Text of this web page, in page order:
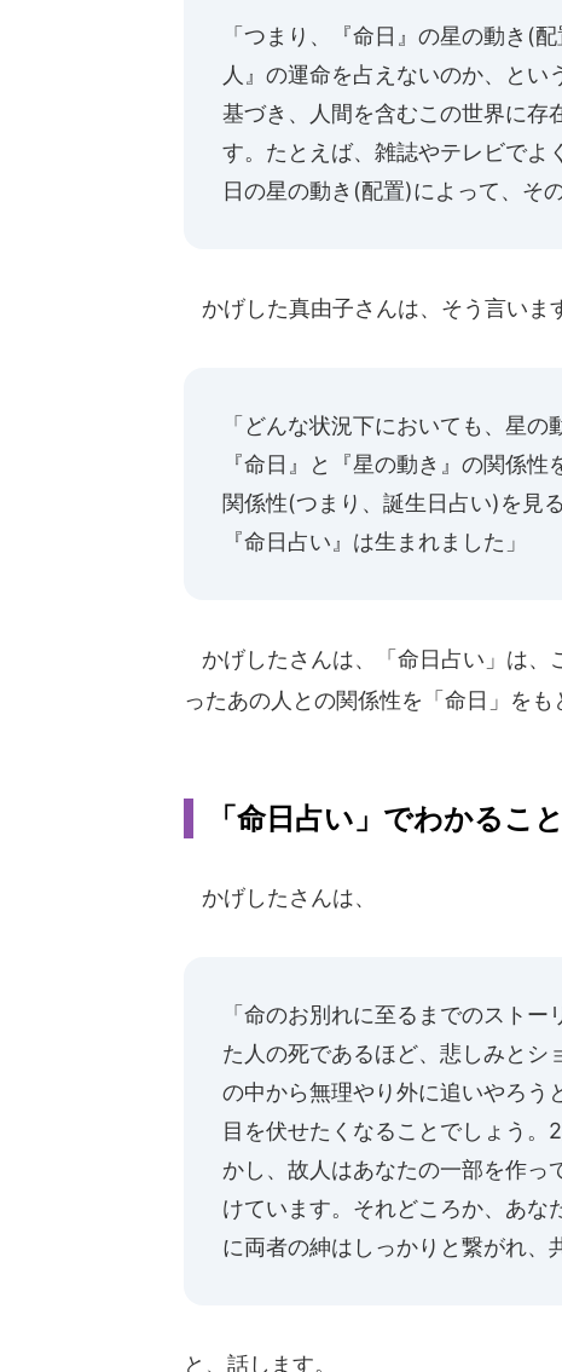
「つまり、『命日』の星の動き(
人』の運命を占えないのか、と
基づき、人間を含むこの世界に存
す。たとえば、雑誌やテレビでよ
日の星の動き(配置)によって、そ
かげした真由子さんは、そう言いま
「どんな状況下においても、星
『命日』と『星の動き』の関係
関係性(つまり、誕生日占い)を見
『命日占い』は生まれました」
かげしたさんは、「命日占い」は、
ったあの人との関係性を「命日」をも
「命日占い」でわかること
かげしたさんは、
「命のお別れに至るまでのスト
た人の死であるほど、悲しみとシ
の中から無理やり外に追いやろう
目を伏せたくなることでしょう。
かし、故人はあなたの一部を作っ
けています。それどころか、あな
に両者の紳はしっかりと繋がれ、
と、話します。